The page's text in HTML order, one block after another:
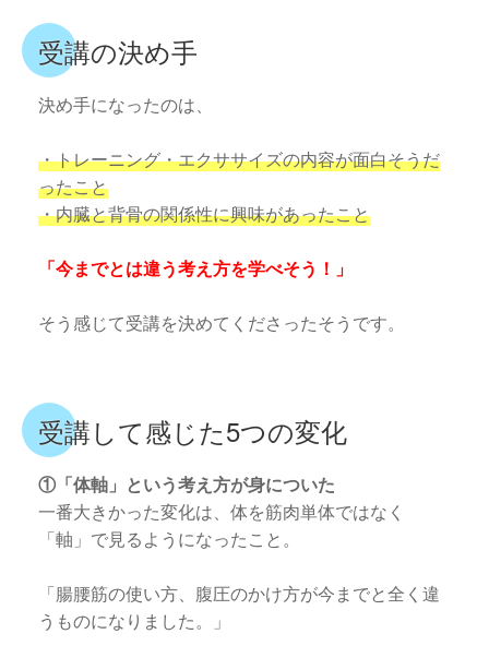
受講の決め手
決め手になったのは、
・トレーニング・エクササイズの内容が面白そうだ
ったこと
・内臓と背骨の関係性に興味があったこと
「今までとは違う考え方を学べそう！」
そう感じて受講を決めてくださったそうです。
受講して感じた5つの変化
①「体軸」という考え方が身についた
一番大きかった変化は、体を筋肉単体ではなく
「軸」で見るようになったこと。
「腸腰筋の使い方、腹圧のかけ方が今までと全く違
うものになりました。」